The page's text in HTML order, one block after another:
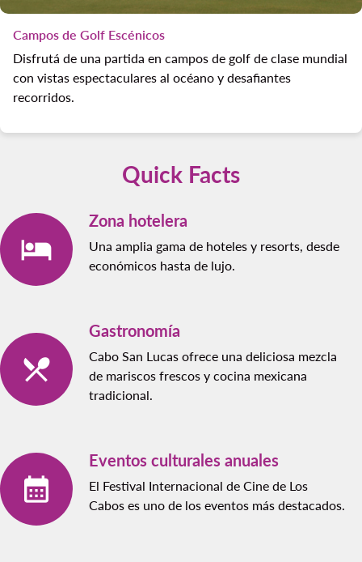
Campos de Golf Escénicos
Disfrutá de una partida en campos de golf de clase mundial
con vistas espectaculares al océano y desafiantes
recorridos.
Quick Facts
Zona hotelera
Una amplia gama de hoteles y resorts, desde
económicos hasta de lujo.
Gastronomía
Cabo San Lucas ofrece una deliciosa mezcla
de mariscos frescos y cocina mexicana
tradicional.
Eventos culturales anuales
El Festival Internacional de Cine de Los
Cabos es uno de los eventos más destacados.